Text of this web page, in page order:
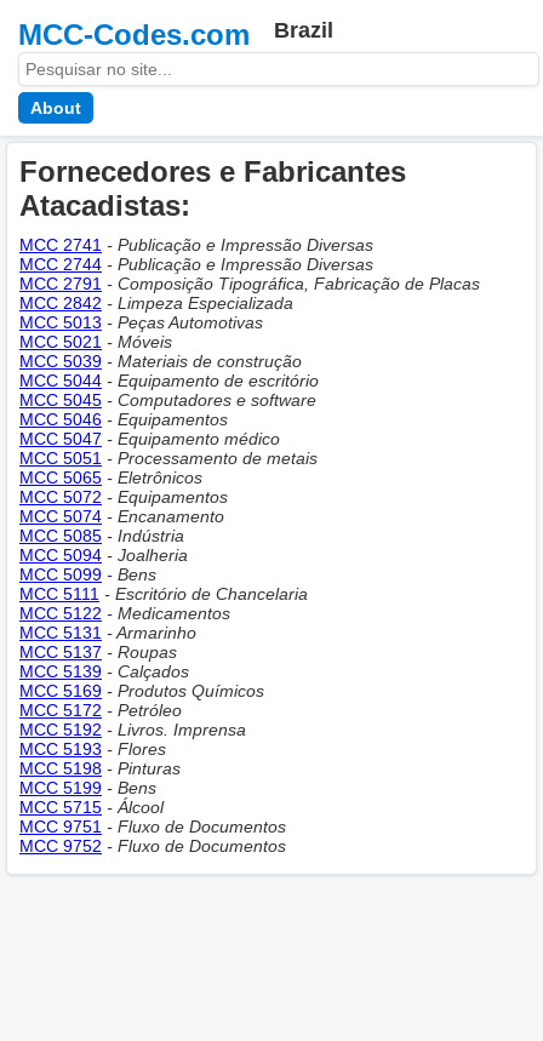
MCC-Codes.com Brazil
About
Fornecedores e Fabricantes
Atacadistas:
MCC 2741 - Publicação e Impressão Diversas
MCC 2744 - Publicação e Impressão Diversas
MCC 2791 - Composição Tipográfica, Fabricação de Placas
MCC 2842 - Limpeza Especializada
MCC 5013 - Peças Automotivas
MCC 5021 - Móveis
MCC 5039 - Materiais de construção
MCC 5044 - Equipamento de escritório
MCC 5045 - Computadores e software
MCC 5046 - Equipamentos
MCC 5047 - Equipamento médico
MCC 5051 - Processamento de metais
MCC 5065 - Eletrônicos
MCC 5072 - Equipamentos
MCC 5074 - Encanamento
MCC 5085 - Indústria
MCC 5094 - Joalheria
MCC 5099 - Bens
MCC 5111 - Escritório de Chancelaria
MCC 5122 - Medicamentos
MCC 5131 - Armarinho
MCC 5137 - Roupas
MCC 5139 - Calçados
MCC 5169 - Produtos Químicos
MCC 5172 - Petróleo
MCC 5192 - Livros. Imprensa
MCC 5193 - Flores
MCC 5198 - Pinturas
MCC 5199 - Bens
MCC 5715 - Álcool
MCC 9751 - Fluxo de Documentos
MCC 9752 - Fluxo de Documentos